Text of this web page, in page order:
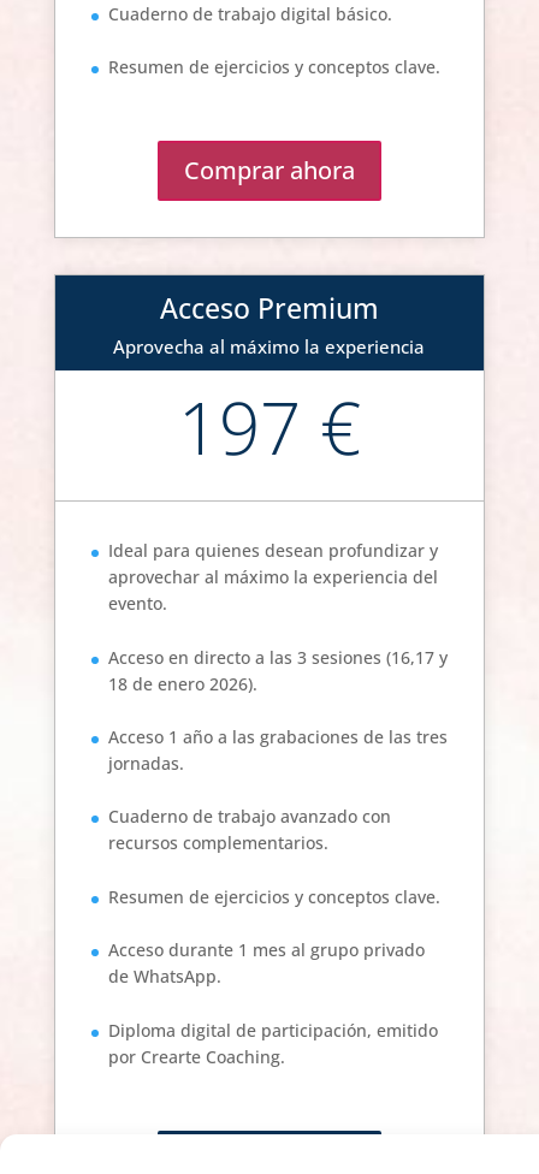
Cuaderno de trabajo digital básico.
Resumen de ejercicios y conceptos clave.
Comprar ahora
Acceso Premium
Aprovecha al máximo la experiencia
197 €
Ideal para quienes desean profundizar y
aprovechar al máximo la experiencia del
evento.
Acceso en directo a las 3 sesiones (16,17 y
18 de enero 2026).
Acceso 1 año a las grabaciones de las tres
jornadas.
Cuaderno de trabajo avanzado con
recursos complementarios.
Resumen de ejercicios y conceptos clave.
Acceso durante 1 mes al grupo privado
de WhatsApp.
Diploma digital de participación, emitido
por Crearte Coaching.